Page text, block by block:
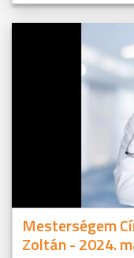
Mesterségem
Zoltán - 2024.